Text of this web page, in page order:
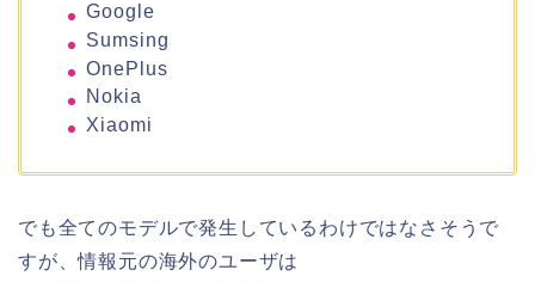
Google
Sumsing
OnePlus
Nokia
Xiaomi
でも全てのモデルで発生しているわけではなさそうで
すが、情報元の海外のユーザは